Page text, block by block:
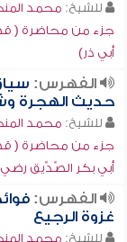
للشيخ: محمد
جزء من محاضرة (
أبي ذر)
الفهرس:
حديث الهجرة
للشيخ: محمد
جزء من محاضرة (
أبي بكر الصِّدِّيق رضي
الفهرس:
غزوة الرجيع
للشيخ: محمد